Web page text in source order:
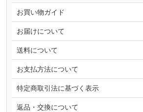
お買い物ガイド
お届けについて
送料について
お支払方法について
特定商取引法に基づく表示
返品・交換について